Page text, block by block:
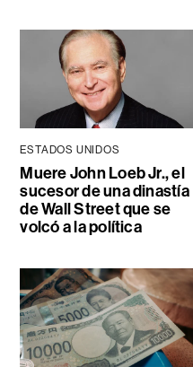
ESTADOS UNIDOS
Muere John Loeb Jr., el
sucesor de una dinastía
de Wall Street que se
volcó a la política